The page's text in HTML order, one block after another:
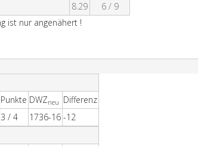
8.29
6 / 9
ist nur angenähert !
Punkte DWZneu
Differenz
3 / 4 1736-16 -12